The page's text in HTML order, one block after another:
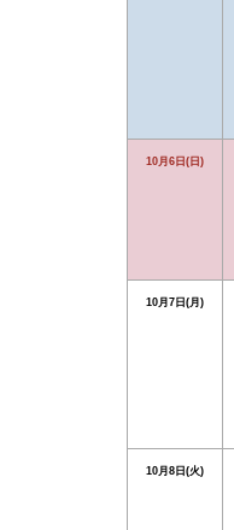
10月6日(日)
10月7日(月)
10月8日(火)